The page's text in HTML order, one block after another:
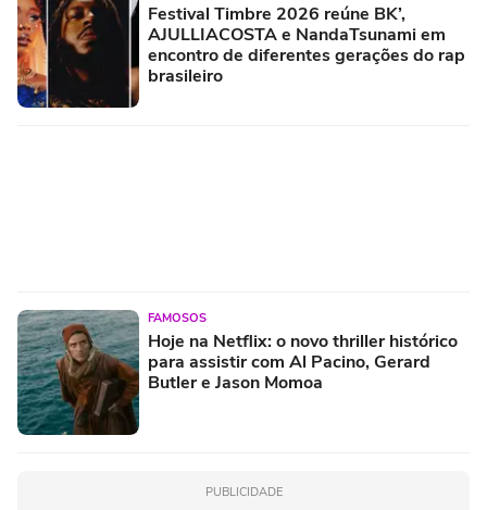
Festival Timbre 2026 reúne BK’,
AJULLIACOSTA e NandaTsunami em
encontro de diferentes gerações do rap
brasileiro
FAMOSOS
Hoje na Netflix: o novo thriller histórico
para assistir com Al Pacino, Gerard
Butler e Jason Momoa
PUBLICIDADE